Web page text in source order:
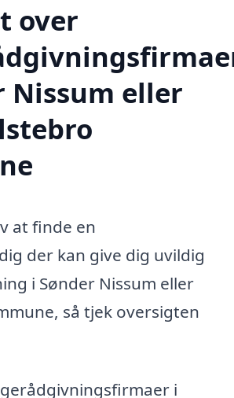
over
Nissum eller
at finde en
der kan give dig uvildig
i Sønder Nissum eller
så tjek oversigten
i